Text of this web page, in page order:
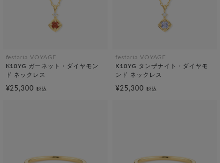
festaria VOYAGE
K10YG ガーネット・ダイヤモン
ド ネックレス
¥25,300税込
festaria VOYAGE
K10YG タンザナイト・ダイヤモ
ンド ネックレス
¥25,300 税込